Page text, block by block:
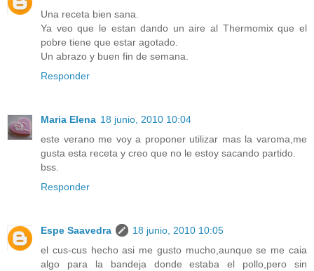
Una receta bien sana.
Ya veo que le estan dando un aire al Thermomix que el
pobre tiene que estar agotado.
Un abrazo y buen fin de semana.
Responder
Maria Elena 18 junio, 2010 10:04
este verano me voy a proponer utilizar mas la varoma,me
gusta esta receta y creo que no le estoy sacando partido.
bss.
Responder
Espe Saavedra
18 junio, 2010 10:05
el cus-cus hecho asi me gusto mucho,aunque se me caia
algo para la bandeja donde estaba el pollo,pero sin